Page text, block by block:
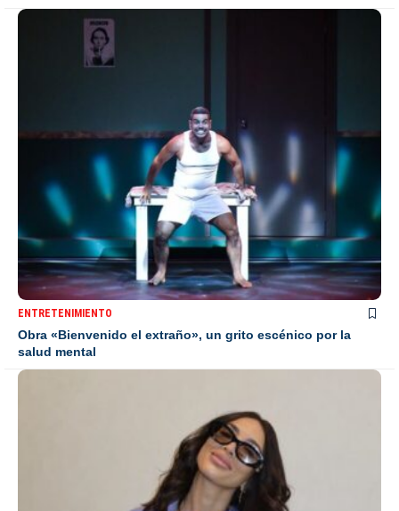
ENTRETENIMIENTO
Obra «Bienvenido el extraño», un grito escénico por la
salud mental